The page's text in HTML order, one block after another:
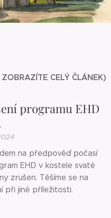
CELÝ ČLÁNEK)
programu EHD
na předpověď počasí
EHD v kostele svaté
zrušen. Těšíme se na
při jiné příležitosti.